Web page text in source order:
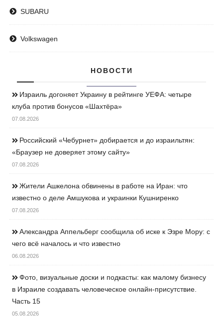
SUBARU
Volkswagen
НОВОСТИ
Израиль догоняет Украину в рейтинге УЕФА: четыре
клуба против бонусов «Шахтёра»
07.08.2026
Российский «Чебурнет» добирается и до израильтян:
«Браузер не доверяет этому сайту»
07.08.2026
Жители Ашкелона обвинены в работе на Иран: что
известно о деле Амшукова и украинки Кушниренко
07.08.2026
Александра Аппельберг сообщила об иске к Эзре Мору: с
чего всё началось и что известно
06.08.2026
Фото, визуальные доски и подкасты: как малому бизнесу
в Израиле создавать человеческое онлайн-присутствие.
Часть 15
05.08.2026